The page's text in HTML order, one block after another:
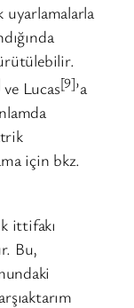
uyarlamalarla
ve Lucas[9]’a
için bkz.
ittifakı
Bu,